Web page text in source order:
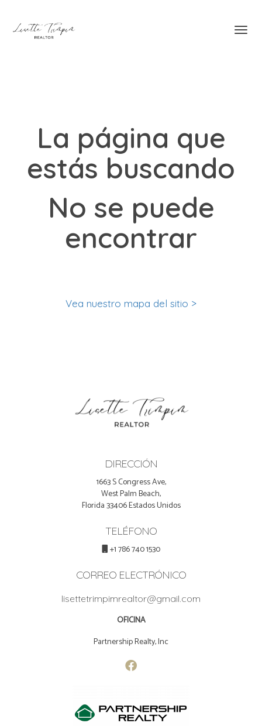
La página que
estás buscando
No se puede
encontrar
Vea nuestro mapa del sitio >
DIRECCIÓN
1663 S Congress Ave,
West Palm Beach,
Florida 33406 Estados Unidos
TELÉFONO
+1 786 740 1530
CORREO ELECTRÓNICO
lisettetrimpimrealtor@gmail.com
OFICINA
Partnership Realty, Inc